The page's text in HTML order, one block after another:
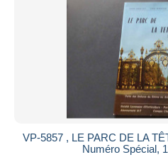
VP-5857 , LE PARC DE LA
Numéro Spécial,